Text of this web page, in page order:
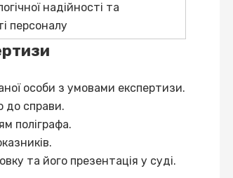
надійності та
персоналу
особи з умовами експертизи.
до справи.
поліграфа.
та його презентація у суді.